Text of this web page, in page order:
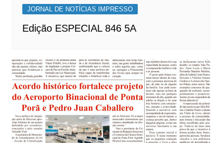
JORNAL DE NOTÍCIAS IMPRESSO
Edição ESPECIAL 846 5A